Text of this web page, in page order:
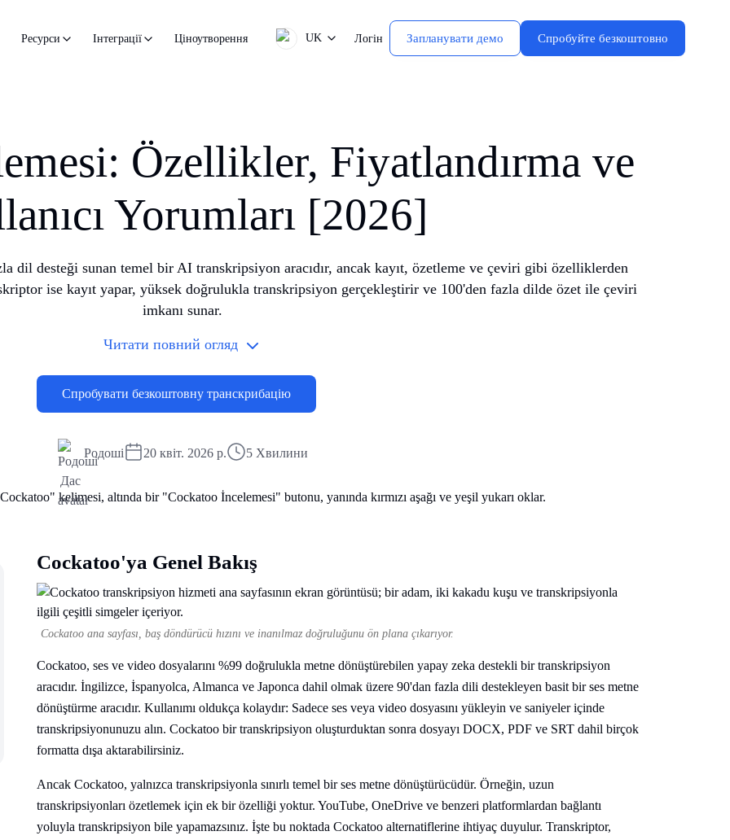
Ресурси Інтеграції Ціноутворення UK Логін Запланувати демо Спробуйте безкоштовно
Özellikler, Fiyatlandırma ve
Yorumları [2026]
dil desteği sunan temel bir AI transkripsiyon aracıdır, ancak kayıt, özetleme ve çeviri gibi özelliklerden
ise kayıt yapar, yüksek doğrulukla transkripsiyon gerçekleştirir ve 100'den fazla dilde özet ile çeviri
imkanı sunar.
Читати повний огляд
Спробувати безкоштовну транскрибацію
Родоші 20 квіт. 2026 р. 5 Хвилини
Cockatoo'ya Genel Bakış
Cockatoo ana sayfası, baş döndürücü hızını ve inanılmaz doğruluğunu ön plana çıkarıyor.
Cockatoo, ses ve video dosyalarını %99 doğrulukla metne dönüştürebilen yapay zeka destekli bir transkripsiyon
aracıdır. İngilizce, İspanyolca, Almanca ve Japonca dahil olmak üzere 90'dan fazla dili destekleyen basit bir ses metne
dönüştürme aracıdır. Kullanımı oldukça kolaydır: Sadece ses veya video dosyasını yükleyin ve saniyeler içinde
transkripsiyonunuzu alın. Cockatoo bir transkripsiyon oluşturduktan sonra dosyayı DOCX, PDF ve SRT dahil birçok
formatta dışa aktarabilirsiniz.
Ancak Cockatoo, yalnızca transkripsiyonla sınırlı temel bir ses metne dönüştürücüdür. Örneğin, uzun
transkripsiyonları özetlemek için ek bir özelliği yoktur. YouTube, OneDrive ve benzeri platformlardan bağlantı
yoluyla transkripsiyon bile yapamazsınız. İşte bu noktada Cockatoo alternatiflerine ihtiyaç duyulur. Transkriptor,